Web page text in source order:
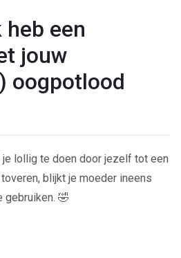
een
jouw
oogpotlood
je lollig te doen door jezelf tot een
blijkt je moeder ineens
gebruiken. 🤣